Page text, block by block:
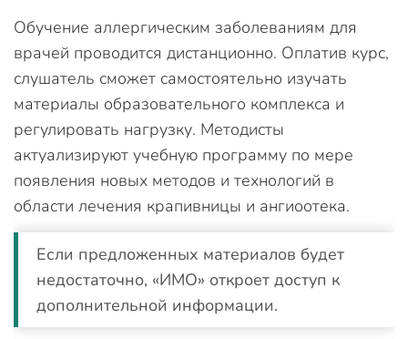
Обучение аллергическим заболеваниям для
врачей проводится дистанционно. Оплатив курс,
слушатель сможет самостоятельно изучать
материалы образовательного комплекса и
регулировать нагрузку. Методисты
актуализируют учебную программу по мере
появления новых методов и технологий в
области лечения крапивницы и ангиоотека.
Если предложенных материалов будет
недостаточно, «ИМО» откроет доступ к
дополнительной информации.